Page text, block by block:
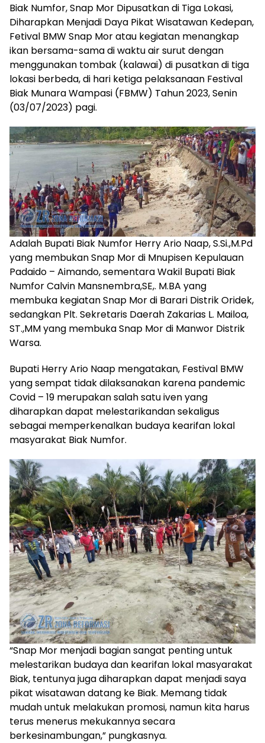
Biak Numfor, Snap Mor Dipusatkan di Tiga Lokasi,
Diharapkan Menjadi Daya Pikat Wisatawan Kedepan,
Fetival BMW Snap Mor atau kegiatan menangkap
ikan bersama-sama di waktu air surut dengan
menggunakan tombak (kalawai) di pusatkan di tiga
lokasi berbeda, di hari ketiga pelaksanaan Festival
Biak Munara Wampasi (FBMW) Tahun 2023, Senin
(03/07/2023) pagi.
Adalah Bupati Biak Numfor Herry Ario Naap, S.Si.,M.Pd
yang membukan Snap Mor di Mnupisen Kepulauan
Padaido – Aimando, sementara Wakil Bupati Biak
Numfor Calvin Mansnembra,SE,. M.BA yang
membuka kegiatan Snap Mor di Barari Distrik Oridek,
sedangkan Plt. Sekretaris Daerah Zakarias L. Mailoa,
ST.,MM yang membuka Snap Mor di Manwor Distrik
Warsa.
Bupati Herry Ario Naap mengatakan, Festival BMW
yang sempat tidak dilaksanakan karena pandemic
Covid – 19 merupakan salah satu iven yang
diharapkan dapat melestarikandan sekaligus
sebagai memperkenalkan budaya kearifan lokal
masyarakat Biak Numfor.
“Snap Mor menjadi bagian sangat penting untuk
melestarikan budaya dan kearifan lokal masyarakat
Biak, tentunya juga diharapkan dapat menjadi saya
pikat wisatawan datang ke Biak. Memang tidak
mudah untuk melakukan promosi, namun kita harus
terus menerus mekukannya secara
berkesinambungan,” pungkasnya.